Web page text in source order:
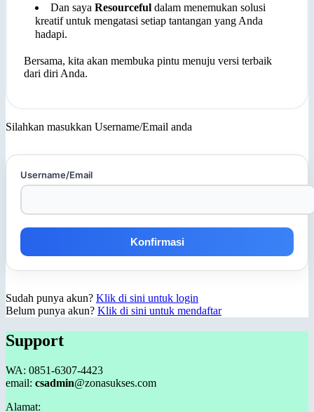
Dan saya Resourceful dalam menemukan solusi
kreatif untuk mengatasi setiap tantangan yang Anda
hadapi.
Bersama, kita akan membuka pintu menuju versi terbaik
dari diri Anda.
Silahkan masukkan Username/Email anda
Username/Email
Sudah punya akun? Klik di sini untuk login
Belum punya akun? Klik di sini untuk mendaftar
Support
WA: 0851-6307-4423
email: csadmin@zonasukses.com
Alamat: